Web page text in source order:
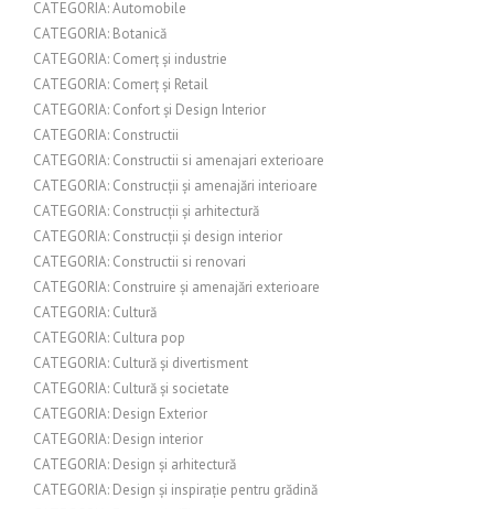
CATEGORIA: Automobile
CATEGORIA: Botanică
CATEGORIA: Comerț și industrie
CATEGORIA: Comerț și Retail
CATEGORIA: Confort și Design Interior
CATEGORIA: Constructii
CATEGORIA: Constructii si amenajari exterioare
CATEGORIA: Construcții și amenajări interioare
CATEGORIA: Construcții și arhitectură
CATEGORIA: Construcții și design interior
CATEGORIA: Constructii si renovari
CATEGORIA: Construire și amenajări exterioare
CATEGORIA: Cultură
CATEGORIA: Cultura pop
CATEGORIA: Cultură și divertisment
CATEGORIA: Cultură și societate
CATEGORIA: Design Exterior
CATEGORIA: Design interior
CATEGORIA: Design și arhitectură
CATEGORIA: Design și inspirație pentru grădină